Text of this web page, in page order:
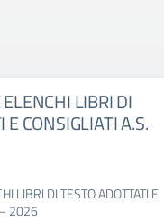
LIBRI DI
CONSIGLIATI A.S.
LIBRI DI TESTO ADOTTATI E
2026